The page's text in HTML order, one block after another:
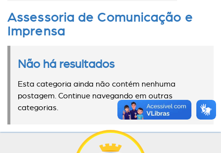
Assessoria de Comunicação e
Imprensa
Não há resultados
Esta categoria ainda não contém nenhuma
postagem. Continue navegando em outras
categorias.